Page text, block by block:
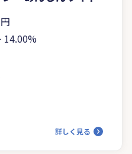
14.00%
詳しく見る